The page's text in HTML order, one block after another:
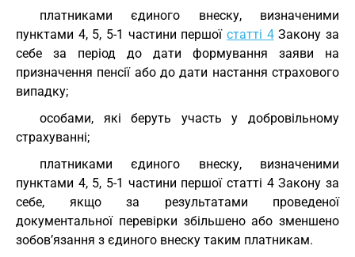
платниками єдиного внеску, визначеними
пунктами 4, 5, 5-1 частини першої статті 4Закону за
себе за період до дати формування заяви на
призначення пенсії або до дати настання страхового
випадку;
особами, які беруть участь у добровільному
страхуванні;
платниками єдиного внеску, визначеними
пунктами 4, 5, 5-1 частини першої статті 4 Закону за
себе, якщо за результатами проведеної
документальної перевірки збільшено або зменшено
зобов’язання з єдиного внеску таким платникам.